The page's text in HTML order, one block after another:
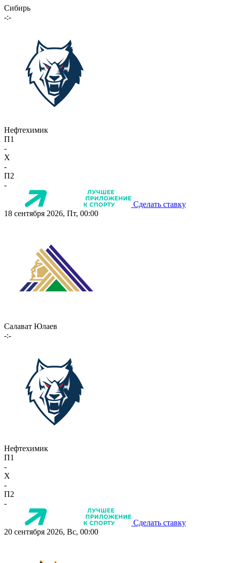
Сибирь
-:-
Нефтехимик
П1
-
X
-
П2
-
Сделать ставку
18 сентября 2026, Пт, 00:00
Салават Юлаев
-:-
Нефтехимик
П1
-
X
-
П2
-
Сделать ставку
20 сентября 2026, Вс, 00:00